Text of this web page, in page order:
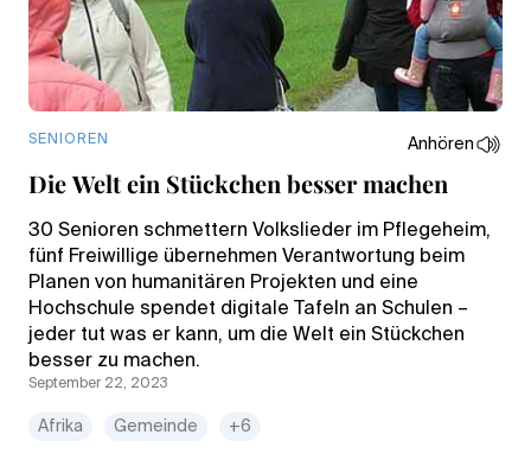
SENIOREN Anhören
Die Welt ein Stückchen besser machen
30 Senioren schmettern Volkslieder im Pflegeheim,
fünf Freiwillige übernehmen Verantwortung beim
Planen von humanitären Projekten und eine
Hochschule spendet digitale Tafeln an Schulen –
jeder tut was er kann, um die Welt ein Stückchen
besser zu machen.
September 22, 2023
Afrika Gemeinde +6